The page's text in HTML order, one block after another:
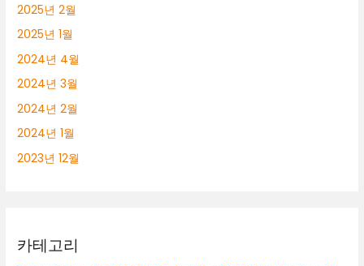
2025년 2월
2025년 1월
2024년 4월
2024년 3월
2024년 2월
2024년 1월
2023년 12월
카테고리